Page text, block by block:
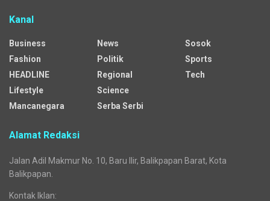
Kanal
Business
Fashion
HEADLINE
Lifestyle
Mancanegara
News
Politik
Regional
Science
Serba Serbi
Sosok
Sports
Tech
Alamat Redaksi
Jalan Adil Makmur No. 10, Baru Ilir, Balikpapan Barat, Kota
Balikpapan.
Kontak Iklan: